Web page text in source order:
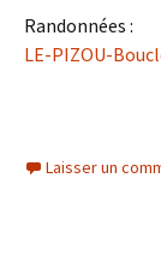
Randonnées :
LE-PIZOU-
Laisser un